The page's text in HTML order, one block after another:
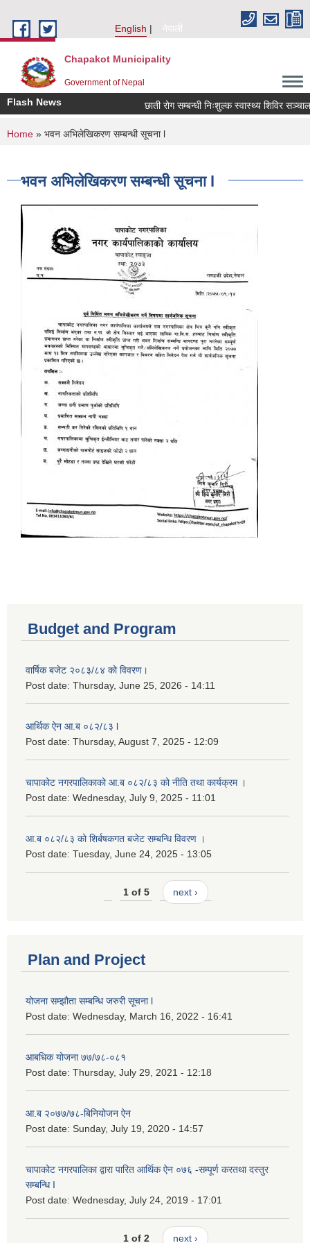
English
नेपाली
Chapakot Municipality
Government of Nepal
Flash News छाती रोग सम्बन्धी निःशुल्क स्वास्थ्य शिविर
You are here
Home » भवन अभिलेखिकरण सम्बन्धी सूचना l
भवन अभिलेखिकरण सम्बन्धी सूचना l
Budget and Program
वार्षिक बजेट २०८३/८४ को विवरण।
Post date: Thursday, June 25, 2026 - 14:11
आर्थिक ऐन आ.ब ०८२/८३ l
Post date: Thursday, August 7, 2025 - 12:09
चापाकोट नगरपालिकाको आ.ब ०८२/८३ को नीति तथा कार्यक्रम ।
Post date: Wednesday, July 9, 2025 - 11:01
आ.ब ०८२/८३ को शिर्बषकगत बजेट सम्बन्धि विवरण ।
Post date: Tuesday, June 24, 2025 - 13:05
1 of 5 next ›
Plan and Project
योजना सम्झौता सम्बन्धि जरुरी सूचना l
Post date: Wednesday, March 16, 2022 - 16:41
आबधिक योजना ७७/७८-०८१
Post date: Thursday, July 29, 2021 - 12:18
आ.ब २०७७/७८-बिनियोजन ऐन
Post date: Sunday, July 19, 2020 - 14:57
चापाकोट नगरपालिका द्वारा पारित आर्थिक ऐन ०७६ -सम्पूर्ण करतथा दस्तुर
सम्बन्धि I
Post date: Wednesday, July 24, 2019 - 17:01
1 of 2 next ›